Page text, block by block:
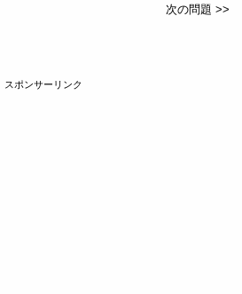
次の問題 >>
スポンサーリンク